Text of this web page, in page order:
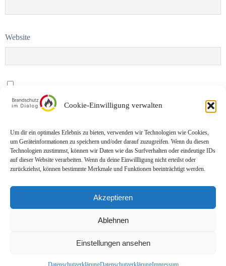
Cookie-Einwilligung verwalten
Um dir ein optimales Erlebnis zu bieten, verwenden wir Technologien wie Cookies,
um Geräteinformationen zu speichern und/oder darauf zuzugreifen. Wenn du diesen
Technologien zustimmst, können wir Daten wie das Surfverhalten oder eindeutige IDs
auf dieser Website verarbeiten. Wenn du deine Einwillligung nicht erteilst oder
zurückziehst, können bestimmte Merkmale und Funktionen beeinträchtigt werden.
Akzeptieren
Ablehnen
Einstellungen ansehen
DatenschutzerklärungDatenschutzerklärungImpressum
Website
Name, E-Mail-Adresse und Website in diesem Browser für meinen
Impressum Datenschutz
© Brandschutz im Dialog | Stand: 10/2025